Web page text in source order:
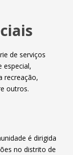
de serviços
especial,
recreação,
outros.
é dirigida
no distrito de